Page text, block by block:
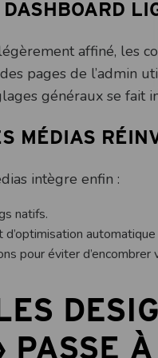
affiné, les
pages de l’admin
généraux se fait
MÉDIAS
intègre enfin :
natifs.
pour éviter d’encombrer
PASSE